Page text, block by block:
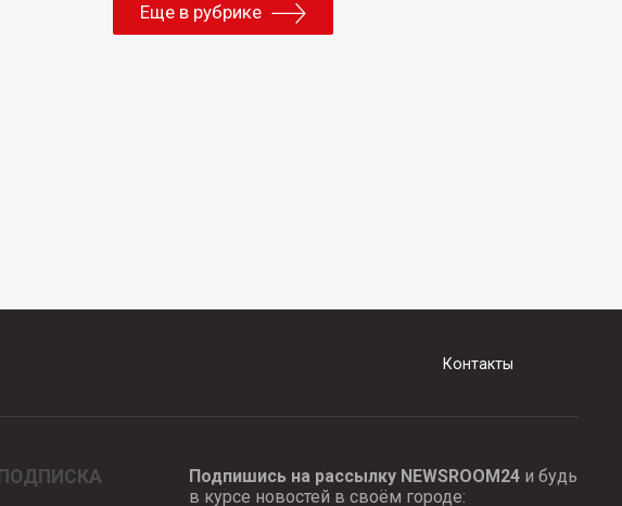
Еще в рубрике
Контакты
ПОДПИСКА Подпишись на рассылку NEWSROOM24и будь
в курсе новостей в своём городе: